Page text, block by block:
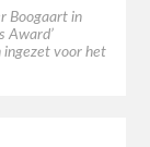
Boogaart in
Award’
ingezet voor het